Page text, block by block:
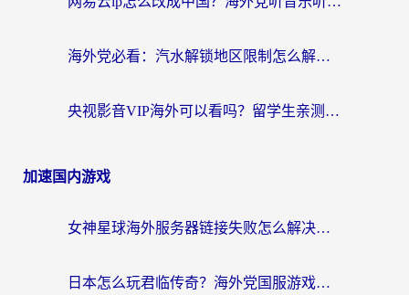
海外党必看：汽水解锁地区限制怎么解除？3招解决国内影音&生活服务难题
央视影音VIP海外可以看吗？留学生亲测有效的回国加速器选择指南
加速国内游戏
女神星球海外服务器链接失败怎么解决？海外党国服游戏加速避坑指南
日本怎么玩君临传奇？海外党国服游戏加速避坑指南（附菲律宾欧洲玩家实测）